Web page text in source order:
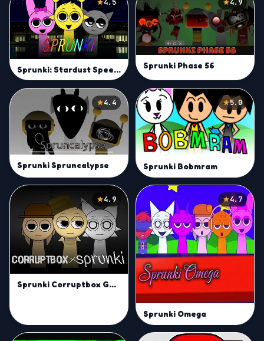
4.5
Sprunki: Stardust Speedway | Play Incredibox Sprunki Game Online
4.9
Sprunki Phase 56
4.4
Sprunki Spruncalypse
5.0
Sprunki Bobmram
4.9
Sprunki Corruptbox Goreless
4.7
Sprunki Omega